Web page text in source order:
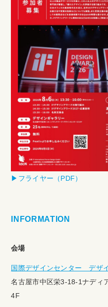
▶︎フライヤー（PDF）
INFORMATION
会場
国際デザインセンター デザ
名古屋市中区栄3-18-1ナディ
4F